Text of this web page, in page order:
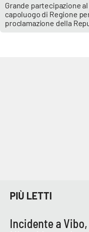
Grande partecipazione
capoluogo di Regione
proclamazione della
PIÙ LETTI
Incidente a